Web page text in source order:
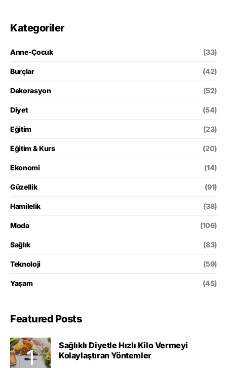
Kategoriler
Anne-Çocuk (33)
Burçlar (42)
Dekorasyon (52)
Diyet (54)
Eğitim (23)
Eğitim & Kurs (20)
Ekonomi (14)
Güzellik (91)
Hamilelik (38)
Moda (106)
Sağlık (83)
Teknoloji (59)
Yaşam (45)
Featured Posts
Sağlıklı Diyetle Hızlı Kilo Vermeyi
Kolaylaştıran Yöntemler